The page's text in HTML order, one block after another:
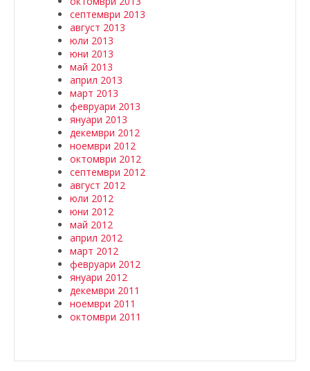
септември 2013
август 2013
юли 2013
юни 2013
май 2013
април 2013
март 2013
февруари 2013
януари 2013
декември 2012
ноември 2012
октомври 2012
септември 2012
август 2012
юли 2012
юни 2012
май 2012
април 2012
март 2012
февруари 2012
януари 2012
декември 2011
ноември 2011
октомври 2011